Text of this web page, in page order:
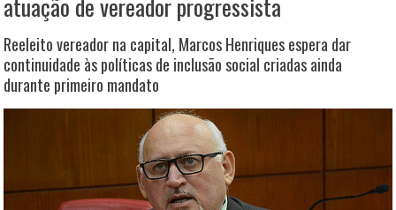
Reeleito vereador na capital, Marcos Henriques espera dar
continuidade às políticas de inclusão social criadas ainda
durante primeiro mandato